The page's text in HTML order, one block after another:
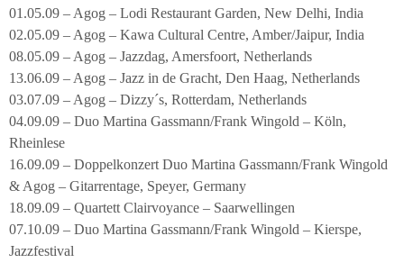
01.05.09 – Agog – Lodi Restaurant Garden, New Delhi, India
02.05.09 – Agog – Kawa Cultural Centre, Amber/Jaipur, India
08.05.09 – Agog – Jazzdag, Amersfoort, Netherlands
13.06.09 – Agog – Jazz in de Gracht, Den Haag, Netherlands
03.07.09 – Agog – Dizzy´s, Rotterdam, Netherlands
04.09.09 – Duo Martina Gassmann/Frank Wingold – Köln,
Rheinlese
16.09.09 – Doppelkonzert Duo Martina Gassmann/Frank Wingold
& Agog – Gitarrentage, Speyer, Germany
18.09.09 – Quartett Clairvoyance – Saarwellingen
07.10.09 – Duo Martina Gassmann/Frank Wingold – Kierspe,
Jazzfestival